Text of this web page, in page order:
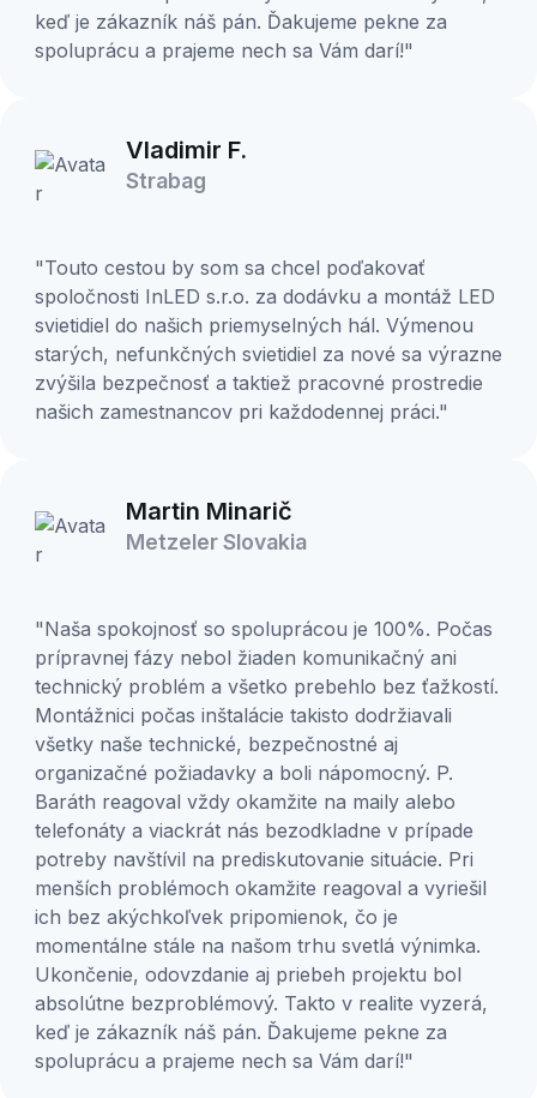
keď je zákazník náš pán. Ďakujeme pekne za
spoluprácu a prajeme nech sa Vám darí!"
Vladimir F.
Strabag
"Touto cestou by som sa chcel poďakovať
spoločnosti InLED s.r.o. za dodávku a montáž LED
svietidiel do našich priemyselných hál. Výmenou
starých, nefunkčných svietidiel za nové sa výrazne
zvýšila bezpečnosť a taktiež pracovné prostredie
našich zamestnancov pri každodennej práci."
Martin Minarič
Metzeler Slovakia
"Naša spokojnosť so spoluprácou je 100%. Počas
prípravnej fázy nebol žiaden komunikačný ani
technický problém a všetko prebehlo bez ťažkostí.
Montážnici počas inštalácie takisto dodržiavali
všetky naše technické, bezpečnostné aj
organizačné požiadavky a boli nápomocný. P.
Baráth reagoval vždy okamžite na maily alebo
telefonáty a viackrát nás bezodkladne v prípade
potreby navštívil na prediskutovanie situácie. Pri
menších problémoch okamžite reagoval a vyriešil
ich bez akýchkoľvek pripomienok, čo je
momentálne stále na našom trhu svetlá výnimka.
Ukončenie, odovzdanie aj priebeh projektu bol
absolútne bezproblémový. Takto v realite vyzerá,
keď je zákazník náš pán. Ďakujeme pekne za
spoluprácu a prajeme nech sa Vám darí!"